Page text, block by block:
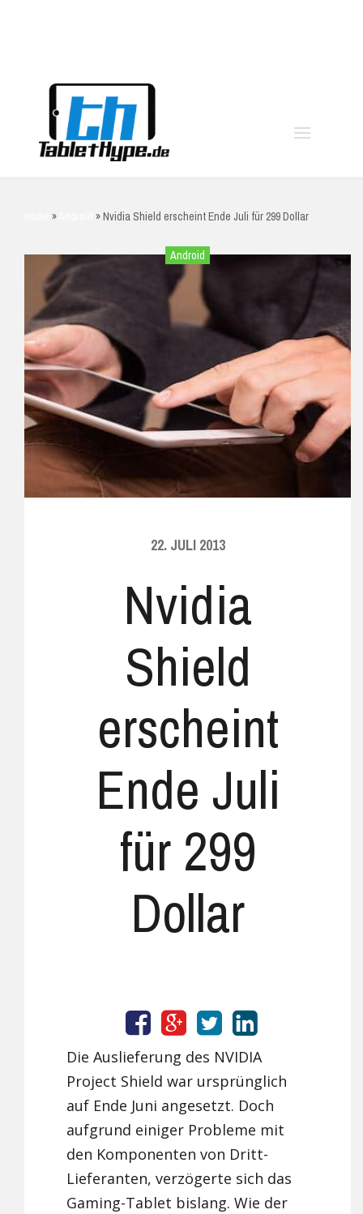
» »Nvidia Shield erscheint Ende Juli für 299 Dollar
Android
22. JULI 2013
Nvidia
Shield
erscheint
Ende Juli
für 299
Dollar
Die Auslieferung des NVIDIA
Project Shield war ursprünglich
auf Ende Juni angesetzt. Doch
aufgrund einiger Probleme mit
den Komponenten von Dritt-
Lieferanten, verzögerte sich das
Gaming-Tablet bislang. Wie der